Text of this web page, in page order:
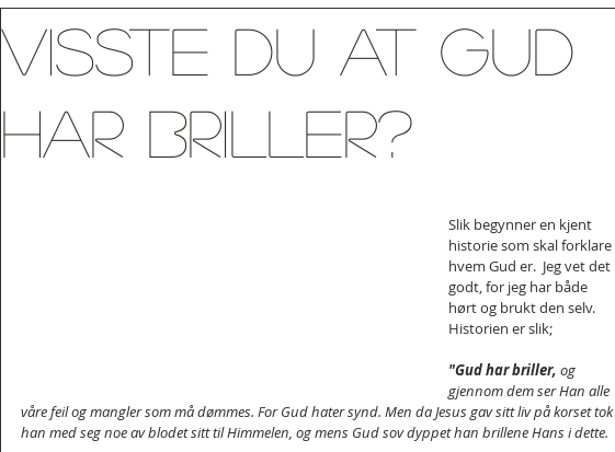
Visste du at Gud
har briller?
Slik begynner en kjent
historie som skal forklare
hvem Gud er.  Jeg vet det
godt, for jeg har både
hørt og brukt den selv.
Historien er slik;
"Gud har briller, og
gjennom dem ser Han alle
våre feil og mangler som må dømmes. For Gud hater synd. Men da Jesus gav sitt liv på korset tok
han med seg noe av blodet sitt til Himmelen, og mens Gud sov dyppet han brillene Hans i dette.